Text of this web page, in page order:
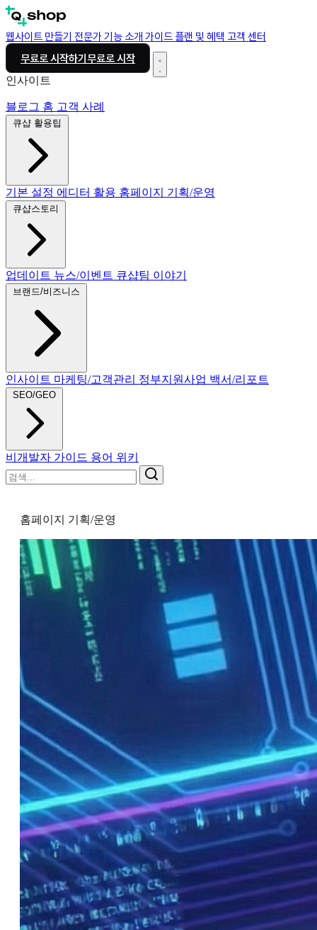
웹사이트 만들기 전문가기능 소개 가이드 플랜 및 혜택 고객 센터
무료로 시작하기무료로 시작
인사이트
블로그 홈 고객 사례
큐샵 활용팁
기본 설정 에디터 활용 홈페이지 기획/운영
큐샵스토리
업데이트 뉴스/이벤트 큐샵팀 이야기
브랜드/비즈니스
인사이트 마케팅/고객관리 정부지원사업 백서/리포트
SEO/GEO
비개발자 가이드 용어 위키
홈페이지 기획/운영